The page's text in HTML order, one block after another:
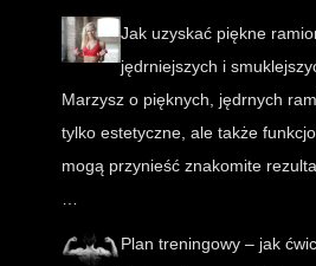
Jak uzyskać piękne
jędrniejszych i
Marzysz o pięknych, jędrnych
tylko estetyczne, ale także
mogą przynieść znakomite
…
Plan treningowy – jak